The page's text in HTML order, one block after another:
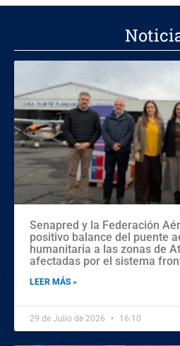
Senapred y la Federación
positivo balance del puente
humanitaria a las zonas de
afectadas por el sistema
LEER MÁS »
29 de Julio de 2026 16:10